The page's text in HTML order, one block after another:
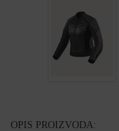
OPIS PROIZVODA: